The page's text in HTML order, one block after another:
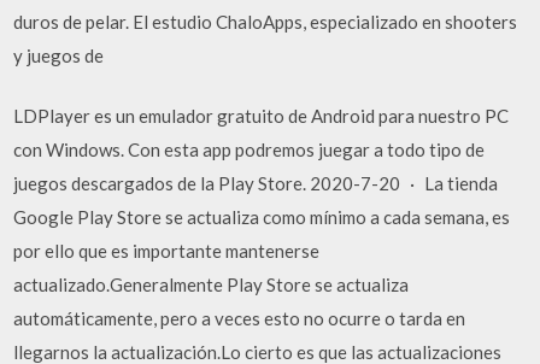
duros de pelar. El estudio ChaloApps, especializado en shooters
y juegos de
LDPlayer es un emulador gratuito de Android para nuestro PC
con Windows. Con esta app podremos juegar a todo tipo de
juegos descargados de la Play Store. 2020-7-20 · La tienda
Google Play Store se actualiza como mínimo a cada semana, es
por ello que es importante mantenerse
actualizado.Generalmente Play Store se actualiza
automáticamente, pero a veces esto no ocurre o tarda en
llegarnos la actualización.Lo cierto es que las actualizaciones